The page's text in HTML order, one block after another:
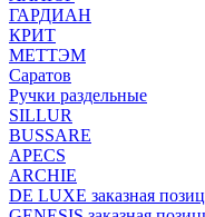
ГАРДИАН
КРИТ
МЕТТЭМ
Саратов
Ручки раздельные
SILLUR
BUSSARE
APECS
ARCHIE
DE LUXE заказная